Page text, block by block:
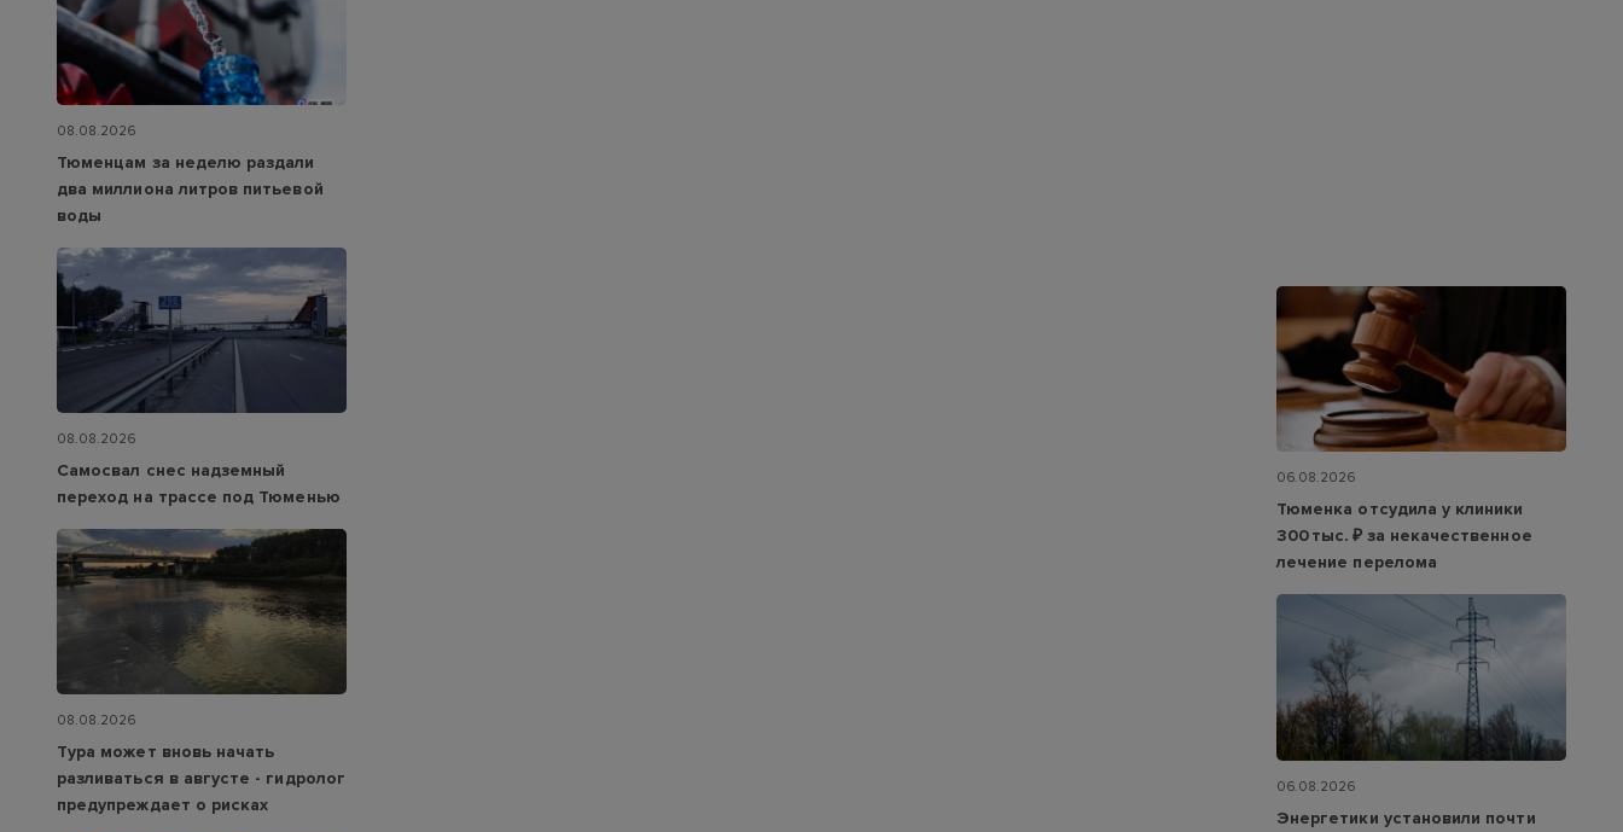
08.08.2026
Тюменцам за неделю раздали
два миллиона литров питьевой
воды
08.08.2026
Самосвал снес надземный
переход на трассе под Тюменью
08.08.2026
Тура может вновь начать
разливаться в августе - гидролог
предупреждает о рисках
06.08.2026
Тюменка отсудила у клиники
300 тыс. ₽ за некачественное
лечение перелома
06.08.2026
Энергетики установили почти